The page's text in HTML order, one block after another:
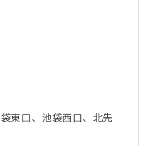
東口、池袋西口、北先